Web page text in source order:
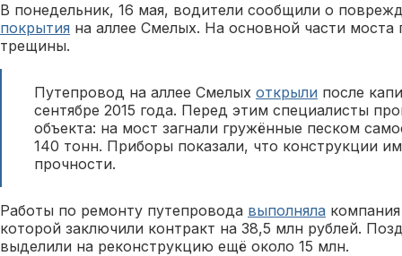
В понедельник, 16 мая, водители сообщили о
покрытия на аллее Смелых. На основной части моста
трещины.
Путепровод на аллее Смелых открыли после
сентябре 2015 года. Перед этим специалисты
объекта: на мост загнали гружённые песком
140 тонн. Приборы показали, что конструкции
прочности.
Работы по ремонту путепровода выполняла
которой заключили контракт на 38,5 млн рублей.
выделили на реконструкцию ещё около 15 млн.